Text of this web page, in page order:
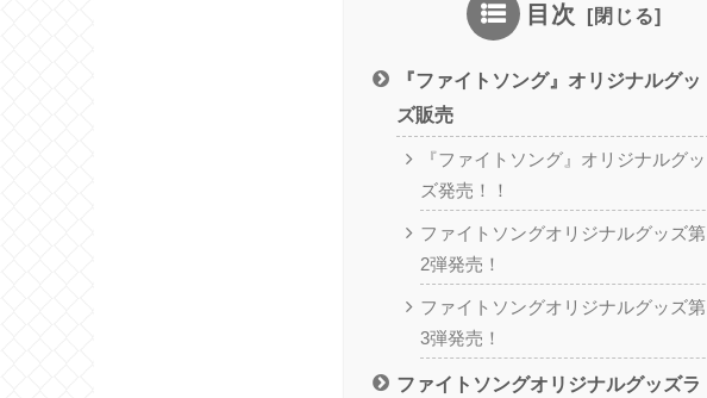
目次
『ファイトソング』オリジナルグッ
ズ販売
『ファイトソング』オリジナルグッ
ズ発売！！
ファイトソングオリジナルグッズ第
2弾発売！
ファイトソングオリジナルグッズ第
3弾発売！
ファイトソングオリジナルグッズラ